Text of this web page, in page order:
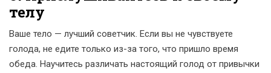
телу
Ваше тело — лучший советчик. Если вы не чувствуете
голода, не едите только из-за того, что пришло время
обеда. Научитесь различать настоящий голод от привычки